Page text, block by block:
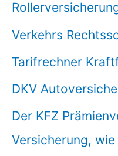
Verkehrs
Tarifrechner
DKV
Der KFZ
Versicherung,